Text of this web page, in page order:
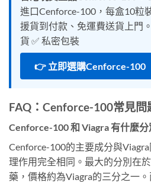
進口Cenforce-100，每盒10粒
援貨到付款、免運費送貨上門
貨 ✅ 私密包裝
👉 立即選購Cenforce-100
FAQ：Cenforce-100常見問
Cenforce-100 和 Viagra 有什麼分
Cenforce-100的主要成分與
理作用完全相同。最大的分別在
藥，價格約為Viagra的三分之一